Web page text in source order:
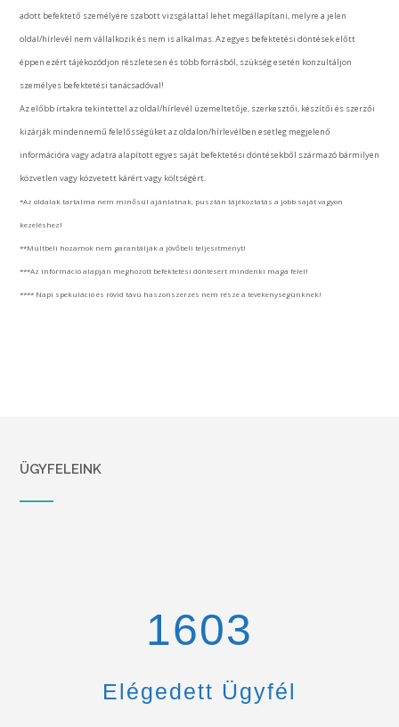
adott befektető személyére szabott vizsgálattal lehet megállapítani, melyre a jelen
oldal/hírlevél nem vállalkozik és nem is alkalmas. Az egyes befektetési döntések előtt
éppen ezért tájékozódjon részletesen és több forrásból, szükség esetén konzultáljon
személyes befektetési tanácsadóval!
Az előbb írtakra tekintettel az oldal/hírlevél üzemeltetője, szerkesztői, készítői és szerzői
kizárják mindennemű felelősségüket az oldalon/hírlevélben esetleg megjelenő
információra vagy adatra alapított egyes saját befektetési döntésekből származó bármilyen
közvetlen vagy közvetett kárért vagy költségért.
*Az oldalak tartalma nem minősül ajánlatnak, pusztán tájékoztatás a jobb saját vagyon
kezeléshez!
**Múltbeli hozamok nem garantálják a jövőbeli teljesítményt!
***Az információ alapján meghozott befektetési döntésért mindenki maga felel!
**** Napi spekuláció és rövid távú haszonszerzés nem része a tevékenységünknek!
ÜGYFELEINK
1670
Elégedett Ügyfél